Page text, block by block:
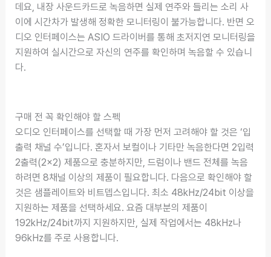
데요, 내장 사운드카드로 녹음하면 실제 연주와 들리는 소리 사
이에 시간차가 발생해 정확한 모니터링이 불가능합니다. 반면 오
디오 인터페이스는 ASIO 드라이버를 통해 초저지연 모니터링을
지원하여 실시간으로 자신의 연주를 확인하며 녹음할 수 있습니
다.
구매 전 꼭 확인해야 할 스펙
오디오 인터페이스를 선택할 때 가장 먼저 고려해야 할 것은 ‘입
출력 채널 수’입니다. 혼자서 보컬이나 기타만 녹음한다면 2입력
2출력(2×2) 제품으로 충분하지만, 드럼이나 밴드 전체를 녹음
하려면 8채널 이상의 제품이 필요합니다. 다음으로 확인해야 할
것은 샘플레이트와 비트뎁스입니다. 최소 48kHz/24bit 이상을
지원하는 제품을 선택하세요. 요즘 대부분의 제품이
192kHz/24bit까지 지원하지만, 실제 작업에서는 48kHz나
96kHz를 주로 사용합니다.